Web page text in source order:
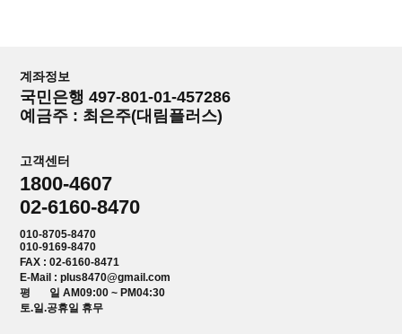
계좌정보
국민은행 497-801-01-457286
예금주 : 최은주(대림플러스)
고객센터
1800-4607
02-6160-8470
010-8705-8470
010-9169-8470
FAX : 02-6160-8471
E-Mail : plus8470@gmail.com
평 일 AM09:00 ~ PM04:30
토.일.공휴일 휴무